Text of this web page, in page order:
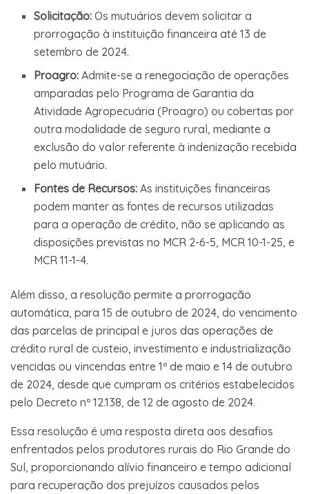
Solicitação: Os mutuários devem solicitar a
prorrogação à instituição financeira até 13 de
setembro de 2024.
Proagro: Admite-se a renegociação de operações
amparadas pelo Programa de Garantia da
Atividade Agropecuária (Proagro) ou cobertas por
outra modalidade de seguro rural, mediante a
exclusão do valor referente à indenização recebida
pelo mutuário.
Fontes de Recursos: As instituições financeiras
podem manter as fontes de recursos utilizadas
para a operação de crédito, não se aplicando as
disposições previstas no MCR 2-6-5, MCR 10-1-25, e
MCR 11-1-4.
Além disso, a resolução permite a prorrogação
automática, para 15 de outubro de 2024, do vencimento
das parcelas de principal e juros das operações de
crédito rural de custeio, investimento e industrialização
vencidas ou vincendas entre 1º de maio e 14 de outubro
de 2024, desde que cumpram os critérios estabelecidos
pelo Decreto nº 12.138, de 12 de agosto de 2024.
Essa resolução é uma resposta direta aos desafios
enfrentados pelos produtores rurais do Rio Grande do
Sul, proporcionando alívio financeiro e tempo adicional
para recuperação dos prejuízos causados pelos